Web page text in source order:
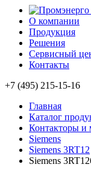
О компании
Продукция
Решения
Сервисный
Контакты
+7 (495) 215-15-16
Главная
Каталог
Контакторы и
Siemens
Siemens 3RT12
Siemens